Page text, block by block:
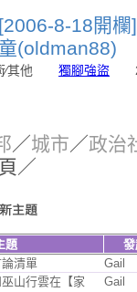
[2006-8-18開
(oldman88)
∕其他 獨腳強盜
／城市／政治
／
題
清單
Gail
山行雲在【家
Gail